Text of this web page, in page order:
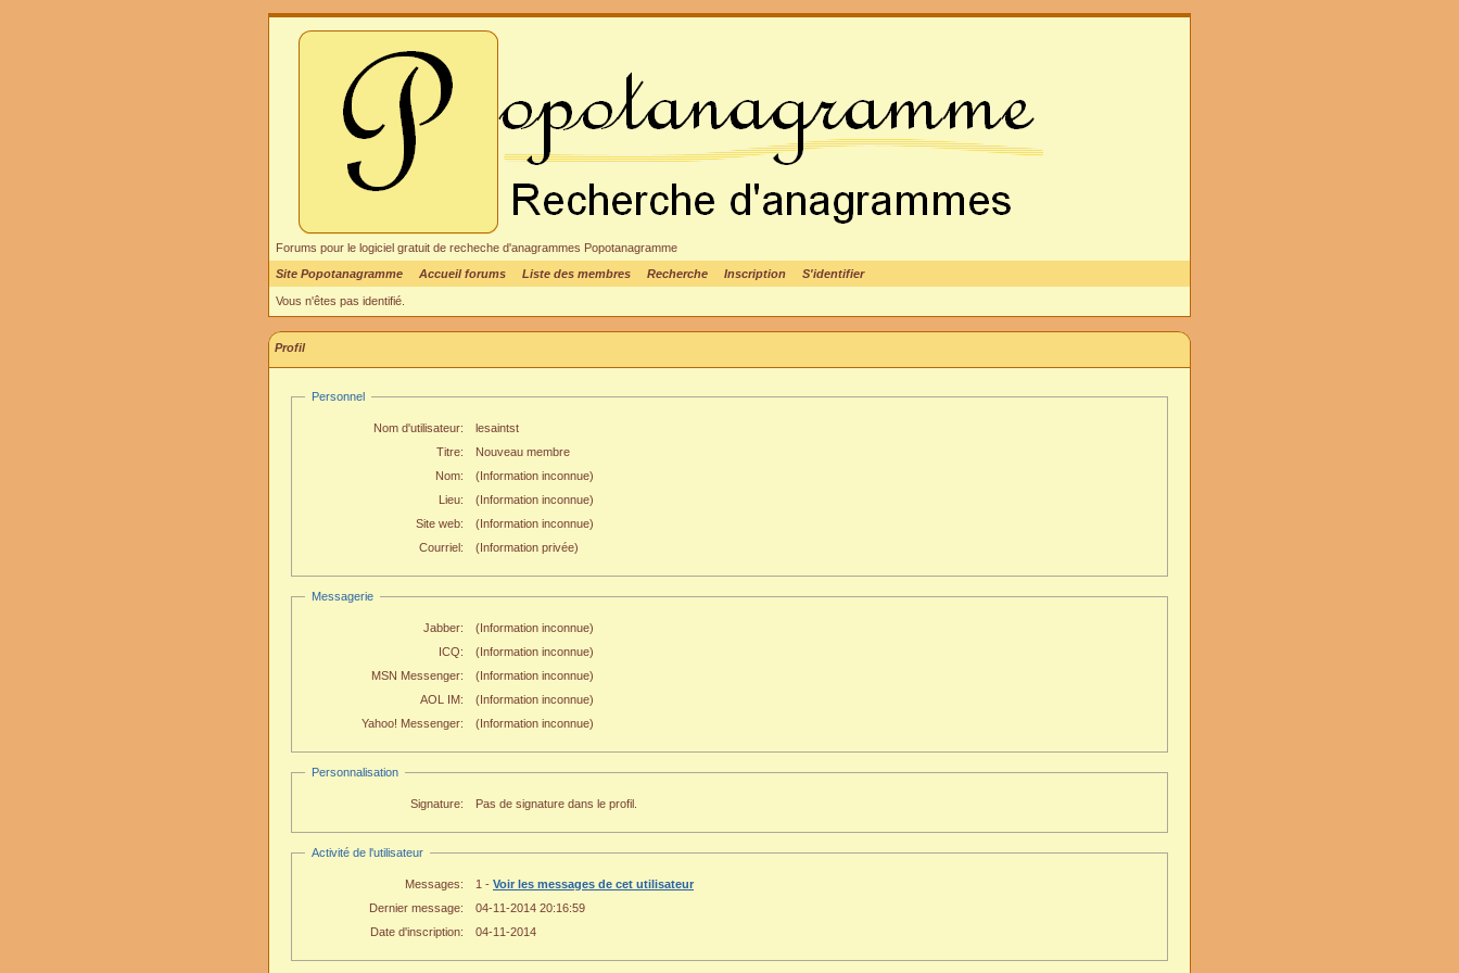
Forums pour le logiciel gratuit de recheche d'anagrammes Popotanagramme
Site Popotanagramme
Accueil forums Liste des membres Recherche Inscription S'identifier
Vous n'êtes pas identifié.
Profil
Personnel
Nom d'utilisateur:
lesaintst
Titre:
Nouveau membre
Nom:
(Information inconnue)
Lieu:
(Information inconnue)
Site web:
(Information inconnue)
Courriel:
(Information privée)
Messagerie
Jabber:
(Information inconnue)
ICQ:
(Information inconnue)
MSN Messenger:
(Information inconnue)
AOL IM:
(Information inconnue)
Yahoo! Messenger:
(Information inconnue)
Personnalisation
Signature: Pas de signature dans le profil.
Activité de l'utilisateur
Messages: 1 - Voir les messages de cet utilisateur
Dernier message:
04-11-2014 20:16:59
Date d'inscription:
04-11-2014